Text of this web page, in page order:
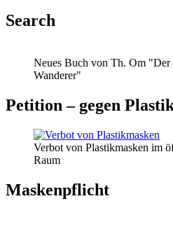
Search
Neues Buch von Th. Om "Der
Wanderer"
Petition – gegen
Verbot von Plastikmasken im
Raum
Maskenpflicht